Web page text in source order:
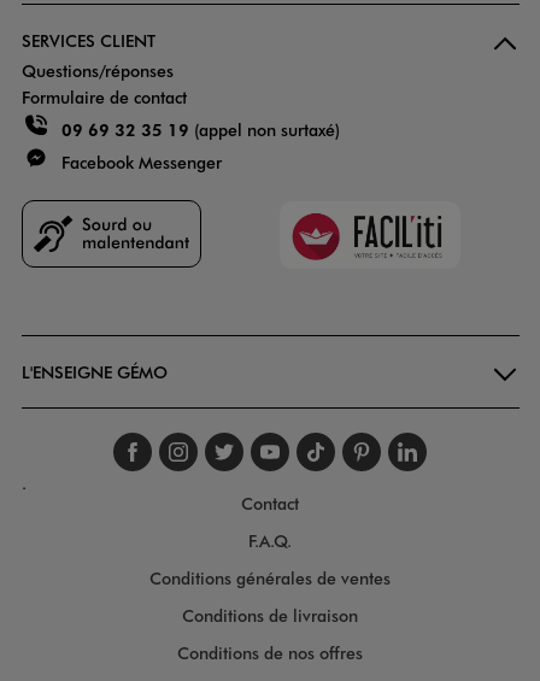
SERVICES CLIENT
Questions/réponses
Formulaire de contact
09 69 32 35 19 (appel non surtaxé)
Facebook Messenger
Faciliti
L'ENSEIGNE GÉMO
Suivez-nous sur
Suivez-nous sur
Suivez-nous sur
Suivez-nous
Suivez-nous
Suivez-
.
Contact
F.A.Q.
Conditions générales de ventes
Conditions de livraison
Conditions de nos offres